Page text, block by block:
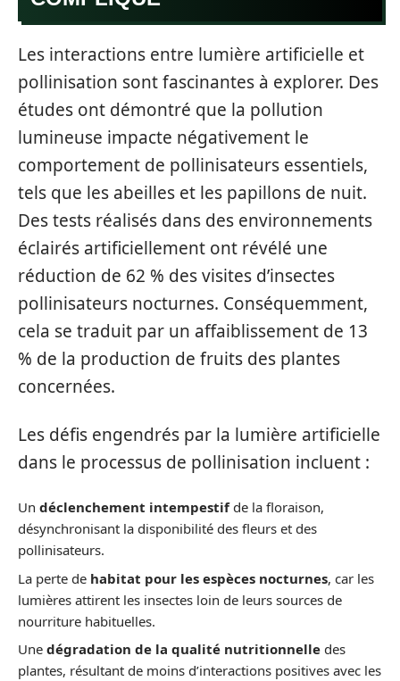
Les interactions entre lumière artificielle et
pollinisation sont fascinantes à explorer. Des
études ont démontré que la pollution
lumineuse impacte négativement le
comportement de pollinisateurs essentiels,
tels que les abeilles et les papillons de nuit.
Des tests réalisés dans des environnements
éclairés artificiellement ont révélé une
réduction de 62 % des visites d’insectes
pollinisateurs nocturnes. Conséquemment,
cela se traduit par un affaiblissement de 13
% de la production de fruits des plantes
concernées.
Les défis engendrés par la lumière artificielle
dans le processus de pollinisation incluent :
Un déclenchement intempestifde la floraison,
désynchronisant la disponibilité des fleurs et des
pollinisateurs.
La perte de habitat pour les espèces nocturnes, car les
lumières attirent les insectes loin de leurs sources de
nourriture habituelles.
Une dégradation de la qualité nutritionnelle des
plantes, résultant de moins d’interactions positives avec les